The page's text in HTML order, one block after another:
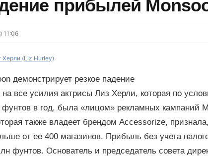
прибылей
11:06
Херли (Liz Hurley)
демонстрирует резкое падение
все усилия актрисы Лиз Херли, которая по
в год, была «лицом» рекламных кампаний
также владеет брендом Accessorize,
от ее 400 магазинов. Прибыль без учета
фунтов. Основатель и председатель совета